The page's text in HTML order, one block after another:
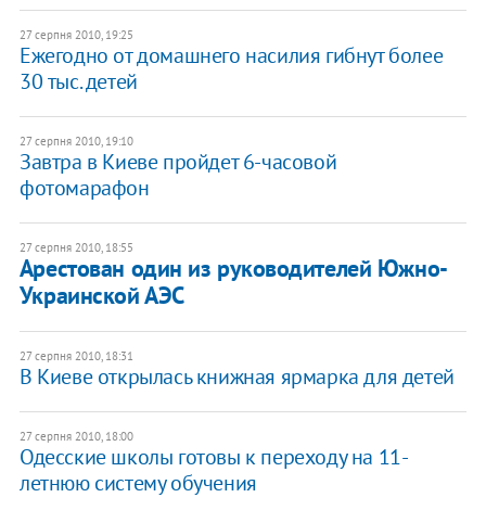
27 серпня 2010, 19:25
Ежегодно от домашнего насилия гибнут более
30 тыс. детей
27 серпня 2010, 19:10
Завтра в Киеве пройдет 6-часовой
фотомарафон
27 серпня 2010, 18:55
Арестован один из руководителей Южно-
Украинской АЭС
27 серпня 2010, 18:31
В Киеве открылась книжная ярмарка для детей
27 серпня 2010, 18:00
Одесские школы готовы к переходу на 11-
летнюю систему обучения